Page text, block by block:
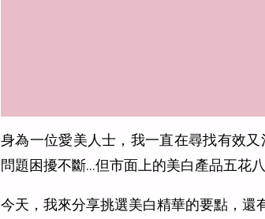
身為一位愛美人士，我一直在尋找有效
問題困擾不斷…但市面上的美白產品五花
今天，我來分享挑選美白精華的要點，